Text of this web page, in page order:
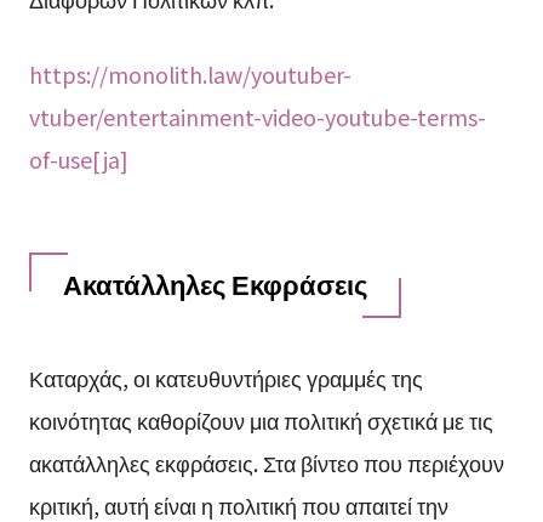
https://monolith.law/youtuber-
vtuber/entertainment-video-youtube-terms-
of-use[ja]
Ακατάλληλες Εκφράσεις
Καταρχάς, οι κατευθυντήριες γραμμές της
κοινότητας καθορίζουν μια πολιτική σχετικά με τις
ακατάλληλες εκφράσεις. Στα βίντεο που περιέχουν
κριτική, αυτή είναι η πολιτική που απαιτεί την